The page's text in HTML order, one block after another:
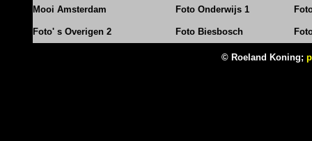
Mooi Amsterdam Foto Onderwijs 1
Foto' s Overigen 2 Foto Biesbosch
© Roeland Koning;